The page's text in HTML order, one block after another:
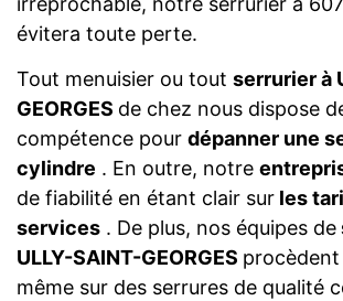
évitera toute perte.
Tout menuisier ou tout serrurier à
GEORGES de chez nous dispose
compétence pour dépanner une
cylindre . En outre, notre
de fiabilité en étant clair sur les
services . De plus, nos équipes de
ULLY-SAINT-GEORGES
même sur des serrures de qualité